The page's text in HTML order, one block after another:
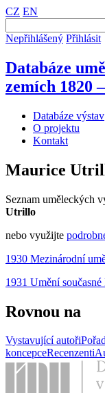
CZ EN
Nepřihlášený Přihlásit
Databáze
zemích 1820
Databáze výstav
O projektu
Kontakt
Maurice
Seznam uměleckých
Utrillo
nebo využijte
1930 Mezinárodní
1931 Umění současné
Rovnou na
Vystavující autoři
koncepceRecenzenti